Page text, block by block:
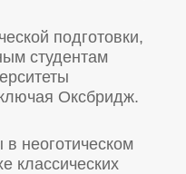
подготовки,
студентам
Оксбридж.
неоготическом
классических